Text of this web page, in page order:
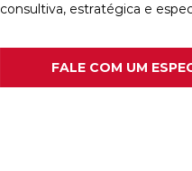
consultiva, estratégica e
FALE COM UM